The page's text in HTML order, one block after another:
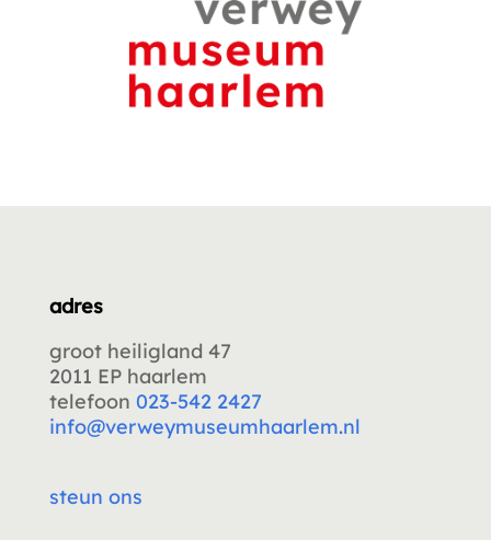
adres
groot heiligland 47
2011 EP haarlem
telefoon 023-542 2427
info@verweymuseumhaarlem.nl
steun ons